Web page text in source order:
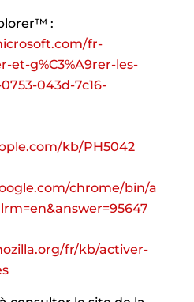
:
fr-
et-g%C3%A9rer-les-
043d-7c16-
kb/PH5042
chrome/bin/a
fr/kb/activer-